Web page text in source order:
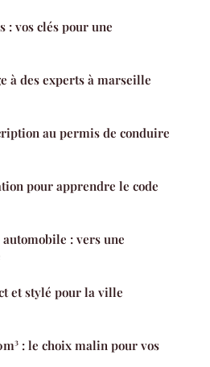
: vos clés pour une
à des experts à marseille
au permis de conduire
pour apprendre le code
: vers une
et stylé pour la ville
: le choix malin pour vos